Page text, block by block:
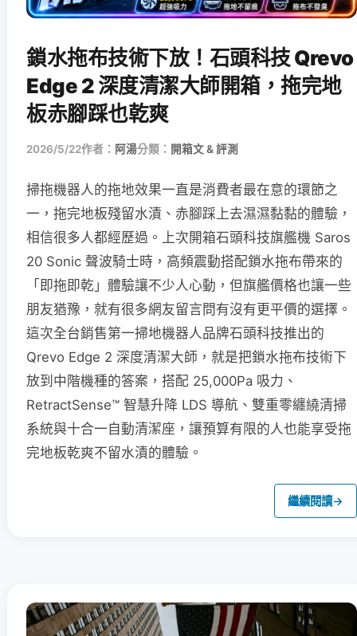
鎖水拖布技術下放！石頭科技 Qrevo
Edge 2 深度清潔大師開箱，拖完地
板赤腳踩也乾爽
2026/5/22作者： 阿湯分類： 開箱文 & 評測
掃拖機器人的拖地效果一直是消費者最在意的環節之
一，拖完地板殘留水漬、赤腳踩上去濕濕黏黏的體驗，
相信很多人都經歷過。上次開箱石頭科技旗艦機 Saros
20 Sonic 聲波騎士時，高頻震動搭配鎖水拖布帶來的
「即拖即乾」體驗讓不少人心動，但旗艦價格也讓一些
朋友猶豫，就有很多網友留言問有沒有更平價的選擇。
這次全台銷售第一掃地機器人品牌石頭科技推出的
Qrevo Edge 2 深度清潔大師，就是把鎖水拖布技術下
放到中階機種的答案，搭配 25,000Pa 吸力、
RetractSense™ 智慧升降 LDS 導航、雙重零纏繞清掃
系統與十合一自動清潔座，讓預算有限的人也能享受拖
完地板乾爽不留水漬的體驗。
繼續閱讀→